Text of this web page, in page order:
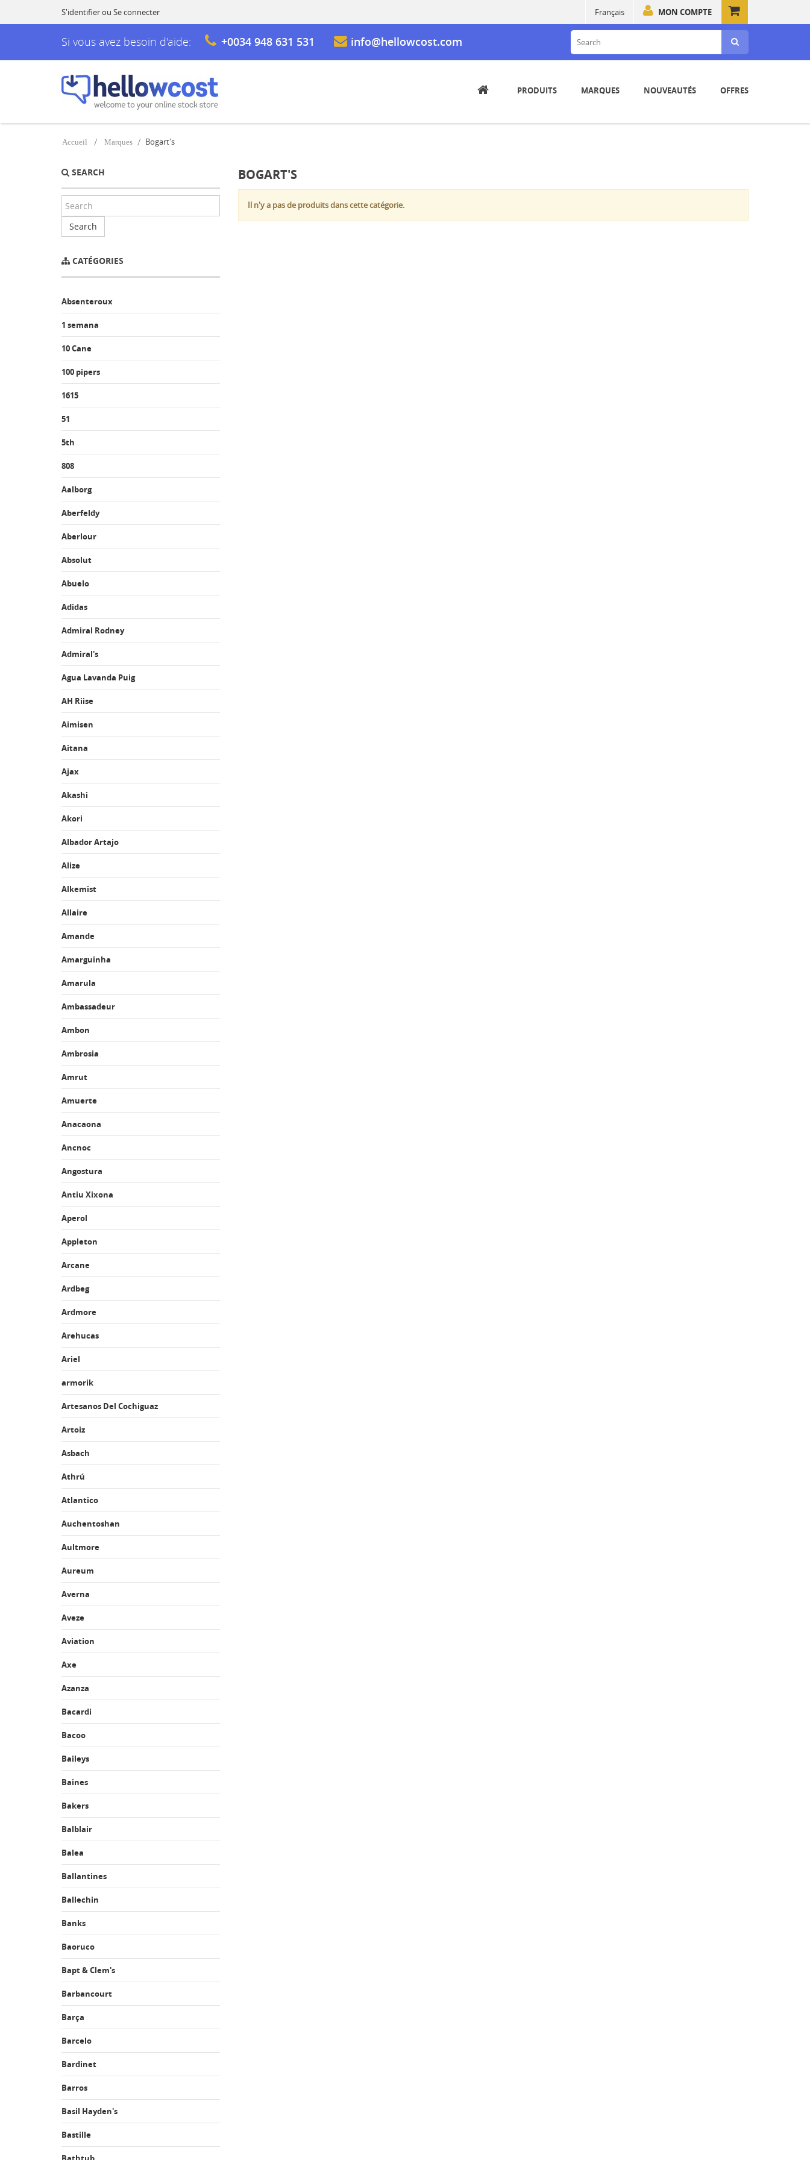
S'identifierou Se connecter MON COMPTE
Français
Si vous avez besoin d'aide: +0034 948 631 531 info@hellowcost.com
PRODUITS MARQUES NOUVEAUTÉS OFFRES
Accueil Marques Bogart's
SEARCH
Search
CATÉGORIES
Absenteroux
1 semana
10 Cane
100 pipers
1615
51
5th
808
Aalborg
Aberfeldy
Aberlour
Absolut
Abuelo
Adidas
Admiral Rodney
Admiral's
Agua Lavanda Puig
AH Riise
Aimisen
Aitana
Ajax
Akashi
Akori
Albador Artajo
Alize
Alkemist
Allaire
Amande
Amarguinha
Amarula
Ambassadeur
Ambon
Ambrosia
Amrut
Amuerte
Anacaona
Ancnoc
Angostura
Antiu Xixona
Aperol
Appleton
Arcane
Ardbeg
Ardmore
Arehucas
Ariel
armorik
Artesanos Del Cochiguaz
Artoiz
Asbach
Athrú
Atlantico
Auchentoshan
Aultmore
Aureum
Averna
Aveze
Aviation
Axe
Azanza
Bacardi
Bacoo
Baileys
Baines
Bakers
Balblair
Balea
Ballantines
Ballechin
Banks
Baoruco
Bapt & Clem's
Barbancourt
Barça
Barcelo
Bardinet
Barros
Basil Hayden's
Bastille
BOGART'S
Il n'y a pas de produits dans cette catégorie.